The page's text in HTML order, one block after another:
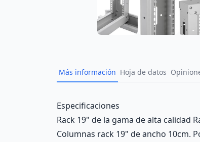
Más información Hoja de datos
Description
Especificaciones
Rack 19" de la gama de alta calidad
Columnas rack 19" de ancho 10cm.